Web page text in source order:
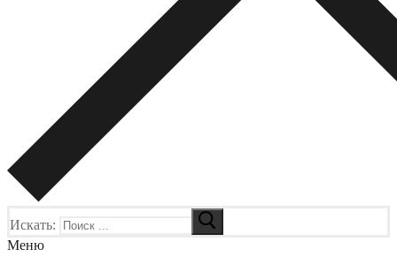
Искать:
Меню